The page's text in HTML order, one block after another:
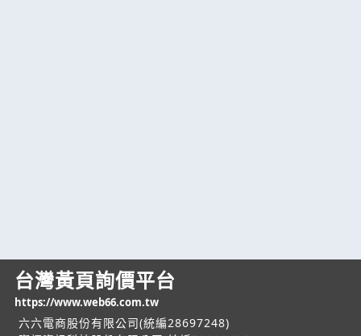
台灣黃頁詢價平台
https://www.web66.com.tw
六六電商股份有限公司(統編28697248)